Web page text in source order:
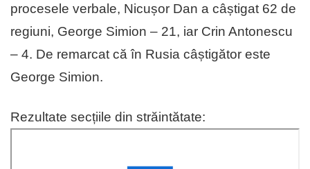
procesele verbale, Nicușor Dan a câștigat 62 de
regiuni, George Simion – 21, iar Crin Antonescu
– 4. De remarcat că în Rusia câștigător este
George Simion.
Rezultate secțiile din străintătate: